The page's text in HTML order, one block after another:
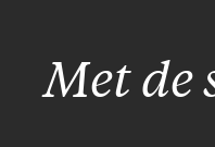
Met de